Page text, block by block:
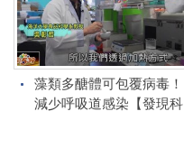
藻類多醣體可包覆病毒！
減少呼吸道感染【發現科